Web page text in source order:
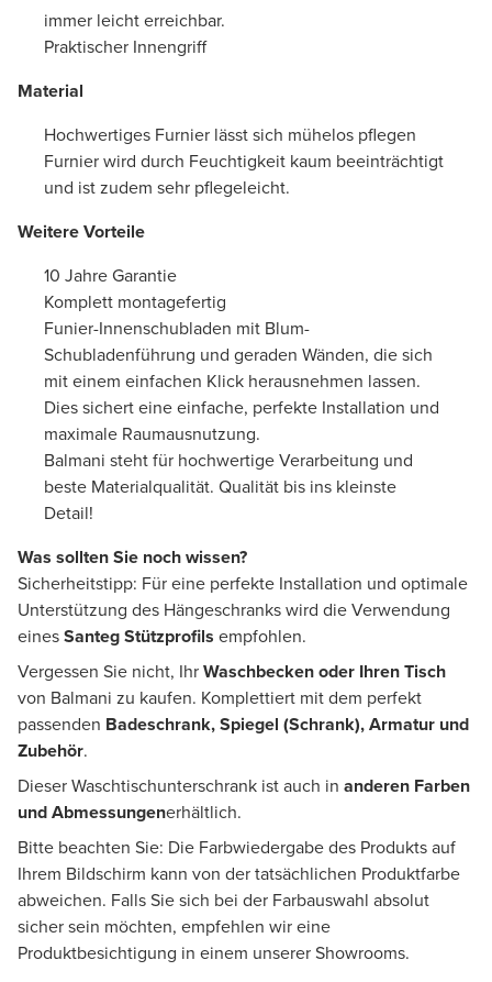
immer leicht erreichbar.
Praktischer Innengriff
Material
Hochwertiges Furnier lässt sich mühelos pflegen
Furnier wird durch Feuchtigkeit kaum beeinträchtigt
und ist zudem sehr pflegeleicht.
Weitere Vorteile
10 Jahre Garantie
Komplett montagefertig
Funier-Innenschubladen mit Blum-
Schubladenführung und geraden Wänden, die sich
mit einem einfachen Klick herausnehmen lassen.
Dies sichert eine einfache, perfekte Installation und
maximale Raumausnutzung.
Balmani steht für hochwertige Verarbeitung und
beste Materialqualität. Qualität bis ins kleinste
Detail!
Was sollten Sie noch wissen?
Sicherheitstipp: Für eine perfekte Installation und optimale
Unterstützung des Hängeschranks wird die Verwendung
einesSanteg Stützprofils empfohlen.
Vergessen Sie nicht, IhrWaschbecken oder Ihren Tisch
von Balmani zu kaufen. Komplettiert mit dem perfekt
passenden Badeschrank, Spiegel (Schrank), Armatur und
Zubehör.
Dieser Waschtischunterschrank ist auch in anderen Farben
und Abmessungenerhältlich.
Bitte beachten Sie: Die Farbwiedergabe des Produkts auf
Ihrem Bildschirm kann von der tatsächlichen Produktfarbe
abweichen. Falls Sie sich bei der Farbauswahl absolut
sicher sein möchten, empfehlen wir eine
Produktbesichtigung in einem unserer Showrooms.